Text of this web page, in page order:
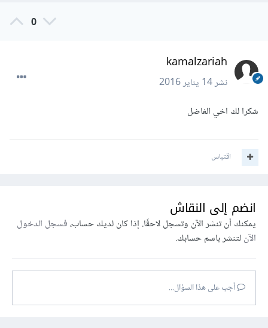
0
kamalzariah
نشر14 يناير 2016
شكرا لك اخي الفاضل
اقتباس
انضم إلى النقاش
يمكنك أن تنشر الآن وتسجل لاحقًا. إذا كان لديك حساب،فسجل الدخول
الآنلتنشر باسم حسابك.
أجب على هذا السؤال...